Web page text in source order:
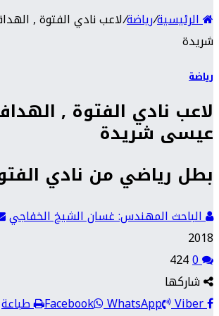
الرئيسية/رياضة/لاعب نادي الفتوة ,
شريدة
رياضة
لاعب نادي الفتوة ,
عيسى شريدة
بطل رياضي من نادي
الباحث المهندس: غسان الشيخ الخفاجي
2018
0
شاركها
Facebook
WhatsApp Viber طباعة